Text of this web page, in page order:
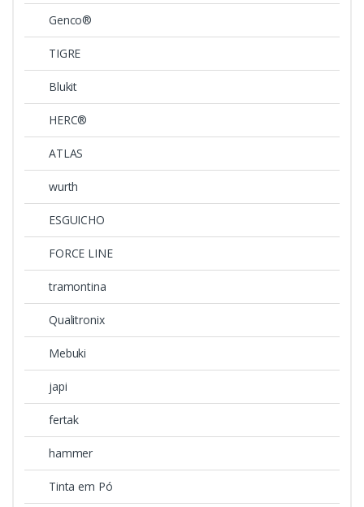
Genco®
TIGRE
Blukit
HERC®
ATLAS
wurth
ESGUICHO
FORCE LINE
tramontina
Qualitronix
Mebuki
japi
fertak
hammer
Tinta em Pó